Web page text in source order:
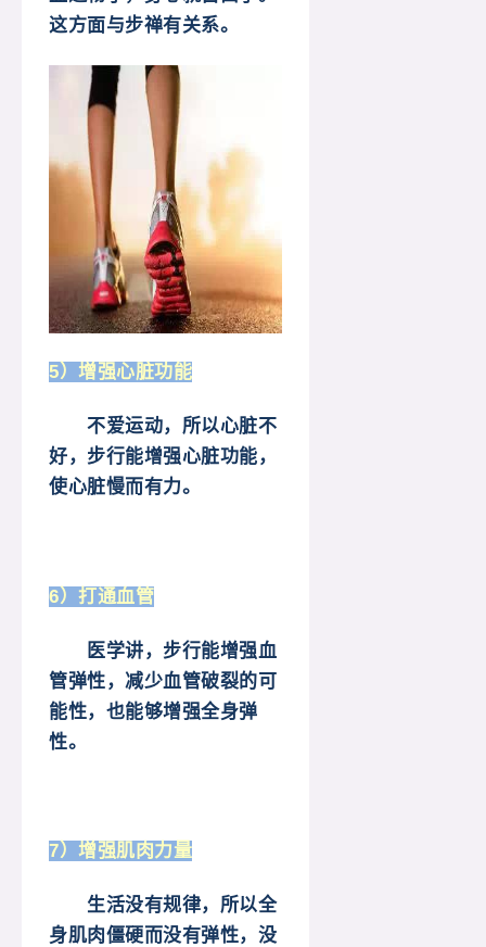
这方面与步禅有关系。
5）增强心脏功能
不爱运动，所以心脏不
好，步行能增强心脏功能，
使心脏慢而有力。
6）打通血管
医学讲，步行能增强血
管弹性，减少血管破裂的可
能性，也能够增强全身弹
性。
7）增强肌肉力量
生活没有规律，所以全
身肌肉僵硬而没有弹性，没